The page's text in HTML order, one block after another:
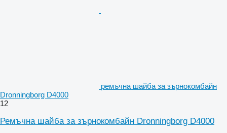
ремъчна шайба за зърнокомбайн
Dronningborg D4000
12
Ремъчна шайба за зърнокомбайн Dronningborg D4000